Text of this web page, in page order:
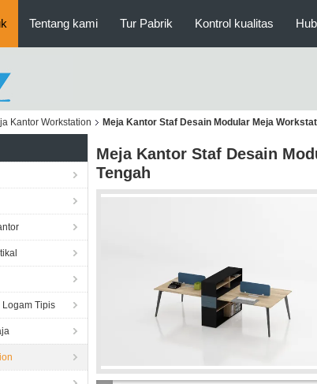
Tentang kami Tur Pabrik Kontrol kualitas
Kantor Workstation Meja Kantor Staf Desain Modular Meja
Logam Tipis
Meja Kantor Staf Desain
Tengah